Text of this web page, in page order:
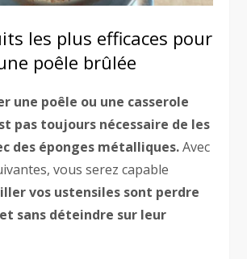
les plus efficaces pour
poêle brûlée
une poêle ou une casserole
pas toujours nécessaire de les
des éponges métalliques.Avec
vous serez capable
vos ustensiles sont perdre
sans déteindre sur leur